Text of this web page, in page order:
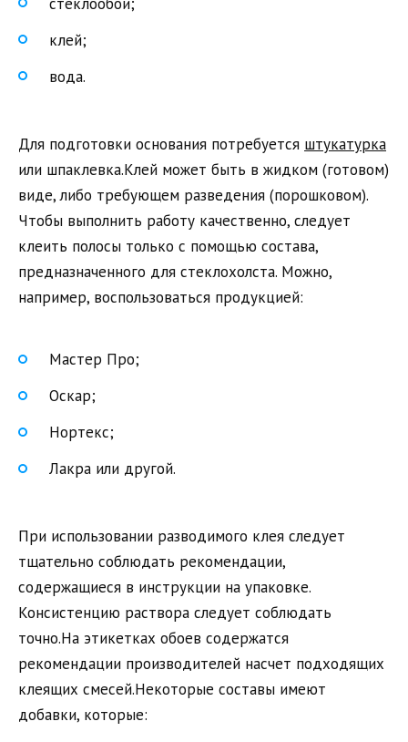
клей;
вода.
Для подготовки основания потребуется штукатурка
или шпаклевка.Клей может быть в жидком (готовом)
виде, либо требующем разведения (порошковом).
Чтобы выполнить работу качественно, следует
клеить полосы только с помощью состава,
предназначенного для стеклохолста. Можно,
например, воспользоваться продукцией:
Мастер Про;
Оскар;
Нортекс;
Лакра или другой.
При использовании разводимого клея следует
тщательно соблюдать рекомендации,
содержащиеся в инструкции на упаковке.
Консистенцию раствора следует соблюдать
точно.На этикетках обоев содержатся
рекомендации производителей насчет подходящих
клеящих смесей.Некоторые составы имеют
добавки, которые: